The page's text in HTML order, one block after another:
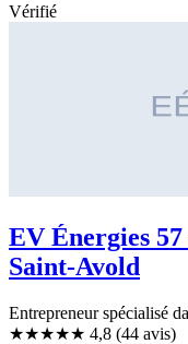
Vérifié
EV Énergies
Saint-Avold
Entrepreneur spécialisé
★★★★★ 4,8 (44 avis)